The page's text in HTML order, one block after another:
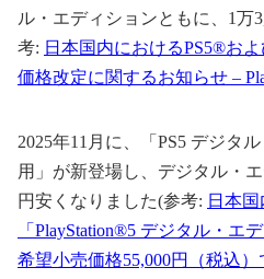
ル・エディションともに、1万
考: 日本国内におけるPS5®お
価格改定に関するお知らせ –
2025年11月に、「PS5 デジタ
用」が新登場し、デジタル・
円安くなりました(参考: 日本
「PlayStation®5 デジタル・エ
希望小売価格55,000円（税込